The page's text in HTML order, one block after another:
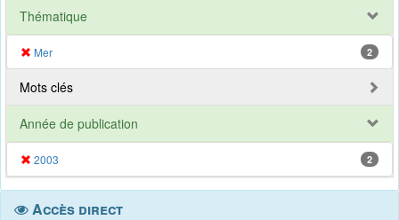
Thématique
Mer 2
Mots clés
Année de publication
2003 2
Accès direct